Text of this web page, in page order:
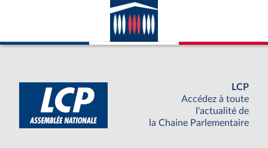
LCP
Accédez à toute
l'actualité de
la Chaine Parlementaire